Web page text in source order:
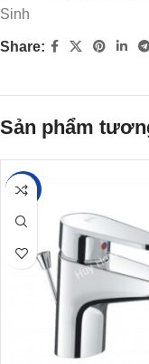
Sinh
Share:
Sản phẩm
-35%